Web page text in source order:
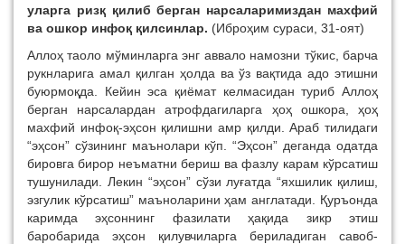
уларга ризқ қилиб берган нарсаларимиздан махфий
ва ошкор инфоқ қилсинлар. (Иброҳим сураси, 31-оят)
Аллоҳ таоло мўминларга энг аввало намозни тўкис, барча
рукнларига амал қилган ҳолда ва ўз вақтида адо этишни
буюрмоқда. Кейин эса қиёмат келмасидан туриб Аллоҳ
берган нарсалардан атрофдагиларга ҳоҳ ошкора, ҳоҳ
махфий инфоқ-эҳсон қилишни амр қилди. Араб тилидаги
“эҳсон” сўзининг маънолари кўп. “Эҳсон” деганда одатда
бировга бирор неъматни бериш ва фазлу карам кўрсатиш
тушунилади. Лекин “эҳсон” сўзи луғатда “яхшилик қилиш,
эзгулик кўрсатиш” маъноларини ҳам англатади. Қуръонда
каримда эҳсоннинг фазилати ҳақида зикр этиш
баробарида эҳсон қилувчиларга бериладиган савоб-